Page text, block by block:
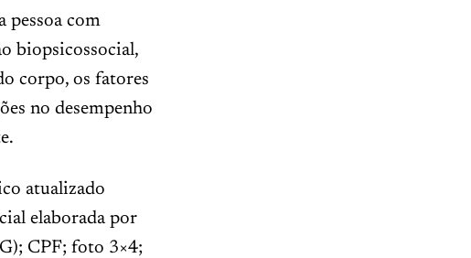
pessoa com
biopsicossocial,
corpo, os fatores
no desempenho
atualizado
elaborada por
CPF; foto 3×4;